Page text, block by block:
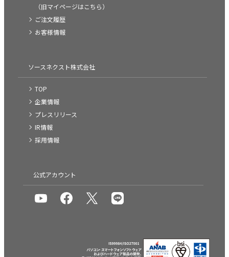
（旧マイページはこちら）
ご注文履歴
お客様情報
ソースネクスト株式会社
TOP
企業情報
プレスリリース
IR情報
採用情報
公式アカウント